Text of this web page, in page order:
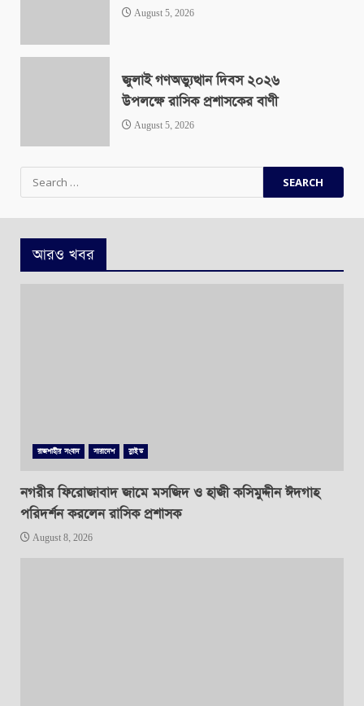
August 5, 2026
জুলাই গণঅভ্যুত্থান দিবস ২০২৬
উপলক্ষে রাসিক প্রশাসকের বাণী
August 5, 2026
Search
for:
আরও খবর
রাজশাহীর সংবাদ সারাদেশ স্লাইড
নগরীর ফিরোজাবাদ জামে মসজিদ ও হাজী কসিমুদ্দীন ঈদগাহ
পরিদর্শন করলেন রাসিক প্রশাসক
August 8, 2026